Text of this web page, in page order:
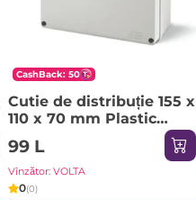
CashBack: 50
Cutie de distribuție 155 x
110 x 70 mm Plastic
SCABOX Scame
99 L
Vînzător: VOLTA
0(0)